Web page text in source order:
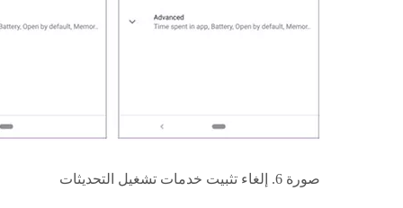
صورة 6. إلغاء تثبيت خدمات تشغيل التحديثات